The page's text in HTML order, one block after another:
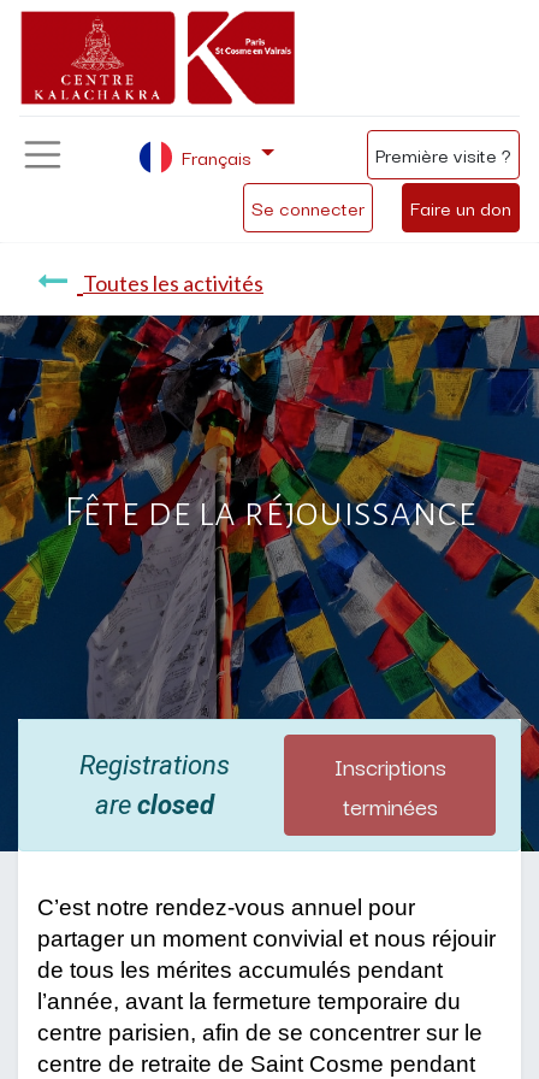
Se connecter Faire un don
Français Première visite ?
Toutes les activités
Fête de la réjouissance
Registrations
areclosed
Inscriptions
terminées
C’est notre rendez-vous annuel pour
partager un moment convivial et nous réjouir
de tous les mérites accumulés pendant
l’année, avant la fermeture temporaire du
centre parisien, afin de se concentrer sur le
centre de retraite de Saint Cosme pendant